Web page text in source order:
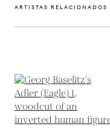
ARTISTAS RELACIONADOS